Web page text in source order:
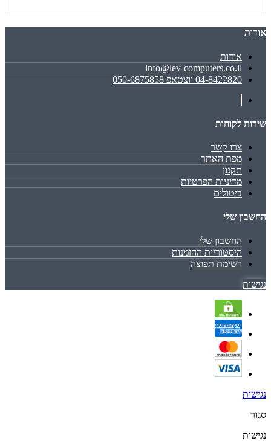
אודות
אודות
info@lev-computers.co.il
04-8422820 ווצטאפ 050-6875858
שירות לקוחות
צרו קשר
מפת האתר
תקנון
מדיניות הפרטיות
ביטולים
החשבון שלי
החשבון שלי
היסטוריית ההזמנות
רשימת תפוצה
נגישות
נגישות
סגור
נגישות